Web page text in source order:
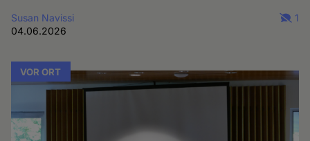
Susan Navissi
04.06.2026
1
VOR ORT